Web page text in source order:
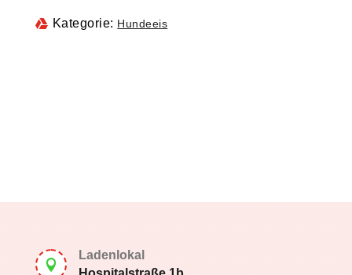
Kategorie: Hundeeis

Ladenlokal